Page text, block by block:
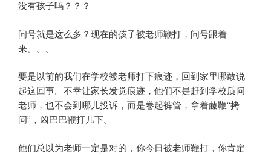
没有孩子吗？？？
问号就是这么多？现在的孩子被老师鞭打，问号跟着
来。。。
要是以前的我们在学校被老师打下痕迹，回到家里哪敢说
起这回事。不幸让家长发觉痕迹，他们不是赶到学校质问
老师，也不会到哪儿投诉，而是卷起裤管，拿着藤鞭“拷
问”，凶巴巴鞭打几下。
他们总以为老师一定是对的，你今日被老师鞭打，你肯定